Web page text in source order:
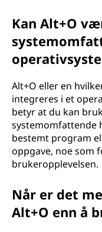
Kan Alt+O
Alt+O eller en
integreres i et
betyr at du kan
systemomfattende
bestemt program
oppgave, noe som
brukeropplevelsen.
Når er det
Alt+O enn å